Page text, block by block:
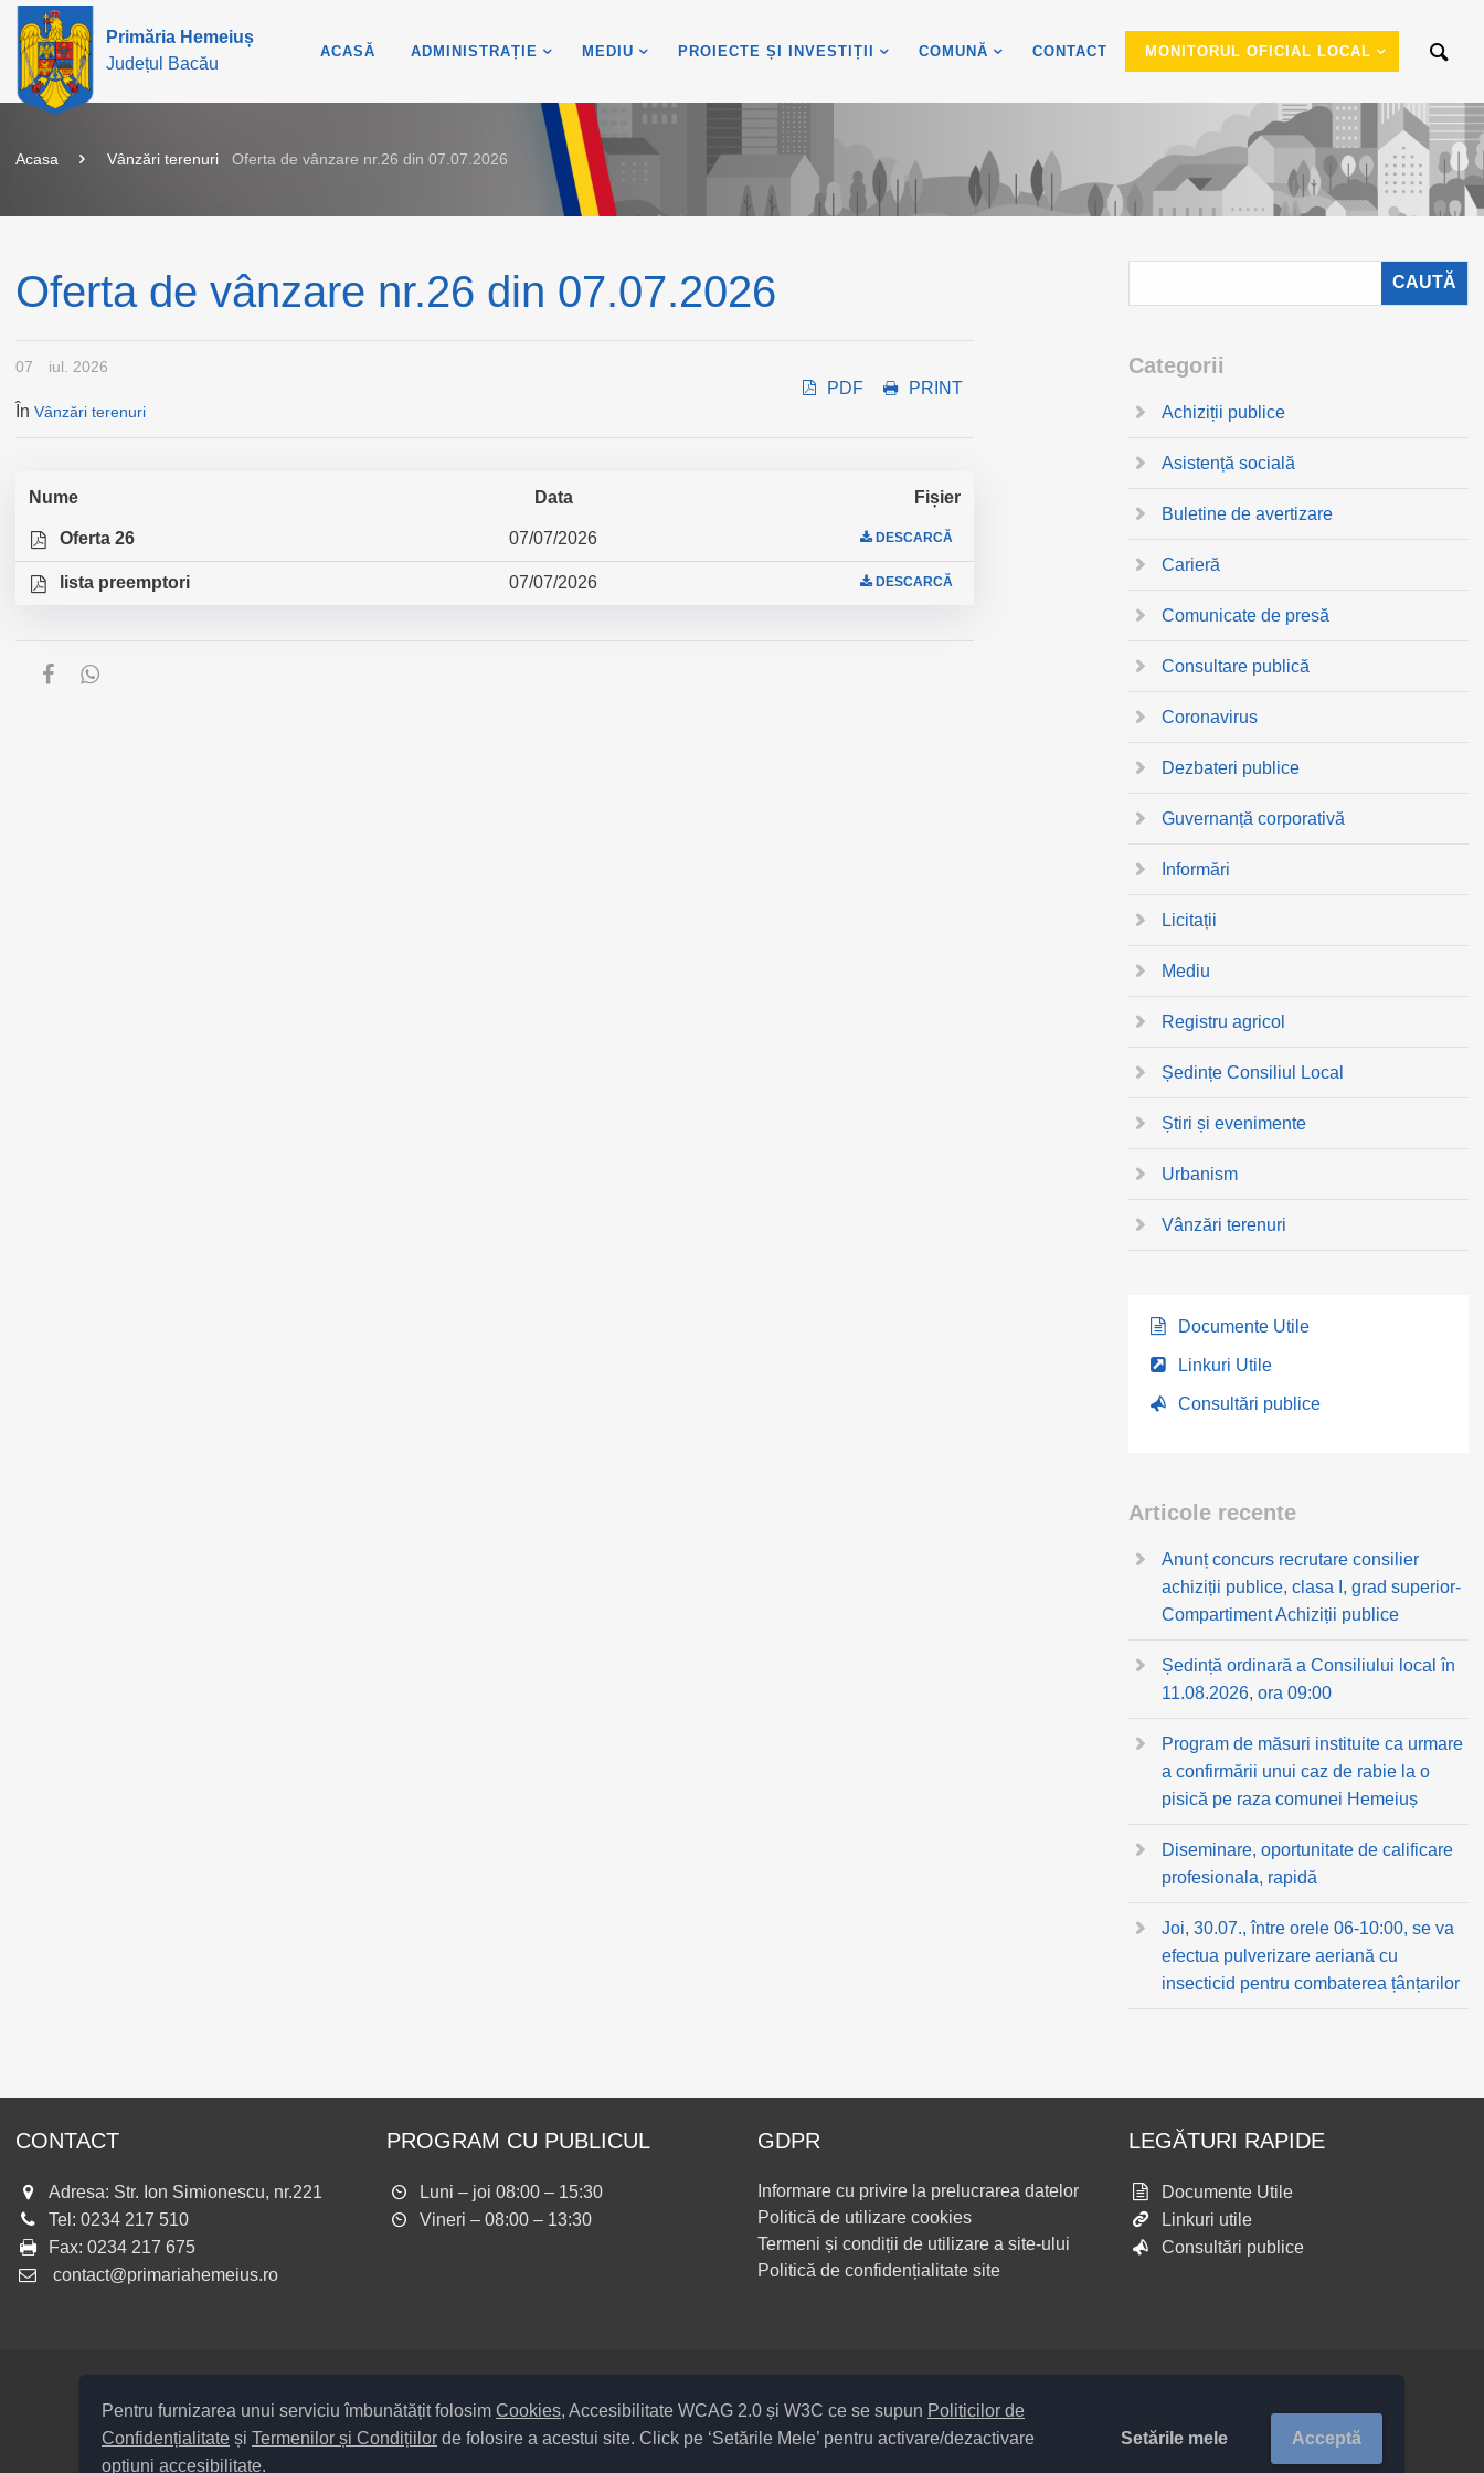
Pentru furnizarea unui serviciu îmbunătățit folosim Cookies, Accesibilitate WCAG 2.0 și W3C ce se supun Politicilor de
Confidențialitate și Termenilor și Condițiilor de folosire a acestui site. Click pe ‘Setările Mele’ pentru activare/dezactivare
opțiuni accesibilitate.
Setările mele Acceptă
Primăria Hemeiuș
Județul Bacău
ACASĂ ADMINISTRAȚIE MEDIU PROIECTE ȘI INVESTIȚII COMUNĂ CONTACT MONITORUL OFICIAL LOCAL
Acasa Vânzări terenuri Oferta de vânzare nr.26 din 07.07.2026
Oferta de vânzare nr.26 din 07.07.2026
07 iul. 2026
În Vânzări terenuri
PDF PRINT
Nume Data Fișier
Oferta 26 07/07/2026 DESCARCĂ
lista preemptori 07/07/2026 DESCARCĂ
Categorii
Achiziții publice
Asistență socială
Buletine de avertizare
Carieră
Comunicate de presă
Consultare publică
Coronavirus
Dezbateri publice
Guvernanță corporativă
Informări
Licitații
Mediu
Registru agricol
Ședințe Consiliul Local
Știri și evenimente
Urbanism
Vânzări terenuri
Documente Utile
Linkuri Utile
Consultări publice
Articole recente
Anunț concurs recrutare consilier
achiziții publice, clasa I, grad superior-
Compartiment Achiziții publice
Ședință ordinară a Consiliului local în
11.08.2026, ora 09:00
Program de măsuri instituite ca urmare
a confirmării unui caz de rabie la o
pisică pe raza comunei Hemeiuș
Diseminare, oportunitate de calificare
profesionala, rapidă
Joi, 30.07., între orele 06-10:00, se va
efectua pulverizare aeriană cu
insecticid pentru combaterea țânțarilor
CONTACT
Adresa: Str. Ion Simionescu, nr.221
Tel: 0234 217 510
Fax: 0234 217 675
contact@primariahemeius.ro
PROGRAM CU PUBLICUL
Luni – joi 08:00 – 15:30
Vineri – 08:00 – 13:30
GDPR
Informare cu privire la prelucrarea datelor
Politică de utilizare cookies
Termeni și condiții de utilizare a site-ului
Politică de confidențialitate site
LEGĂTURI RAPIDE
Documente Utile
Linkuri utile
Consultări publice
Setări Cookies și Accesibilitate
Cod Județ 4 / Județul Bacău / Tipul UAT – 14 – C – Comună / Codul SIRUTA al Unității Administrativ Teritoriale COMUNA Hemeiuș 20313 /